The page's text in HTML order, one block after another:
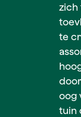
zich
te
oog
tuin